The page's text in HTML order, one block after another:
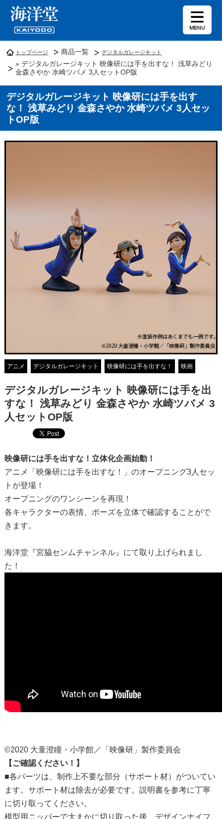
トップページ 商品一覧 デジタルガレージキット
» デジタルガレージキット 映像研には手を出すな！ 浅草みどり
金森さやか 水崎ツバメ 3人セットOP版
デジタルガレージキット 映像研には手を出す
な！ 浅草みどり 金森さやか 水崎ツバメ 3人セッ
トOP版
アニメ デジタルガレージキット 映像研には手を出すな！ 映画
デジタルガレージキット 映像研には手を出
すな！ 浅草みどり 金森さやか 水崎ツバメ 3
人セットOP版
映像研には手を出すな！立体化企画始動！
アニメ「映像研には手を出すな！」のオープニング3人セッ
トが登場！
オープニングのワンシーンを再現！
各キャラクターの表情、ポーズを立体で確認することがで
きます。
海洋堂 『宮脇センムチャンネル』 にて取り上げられまし
た！
©2020 大童澄瞳・小学館／「映像研」製作委員会
【ご確認ください！】
■各パーツは、制作上不要な部分（サポート材）がついてい
ます。サポート材は除去が必要です。説明書を参考に丁寧
に切り取ってください。
模型用ニッパーで大まかに切り取った後、デザインナイフ